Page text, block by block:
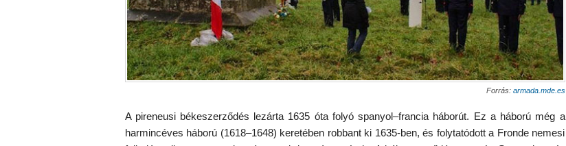
Forrás: armada.mde.es
A pireneusi békeszerződés lezárta 1635 óta folyó spanyol–francia háborút. Ez a háború még a
harmincéves háború (1618–1648) keretében robbant ki 1635-ben, és folytatódott a Fronde nemesi